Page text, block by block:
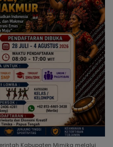
Kabupaten Mimika melalui